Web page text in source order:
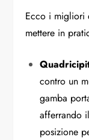
Ecco i migliori
mettere in
contro un
gamba
afferrando
posizione